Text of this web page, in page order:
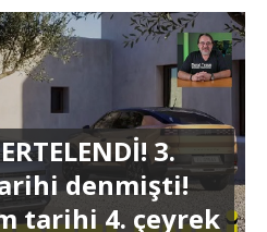
3.
denmişti!
tarihi 4. çeyrek